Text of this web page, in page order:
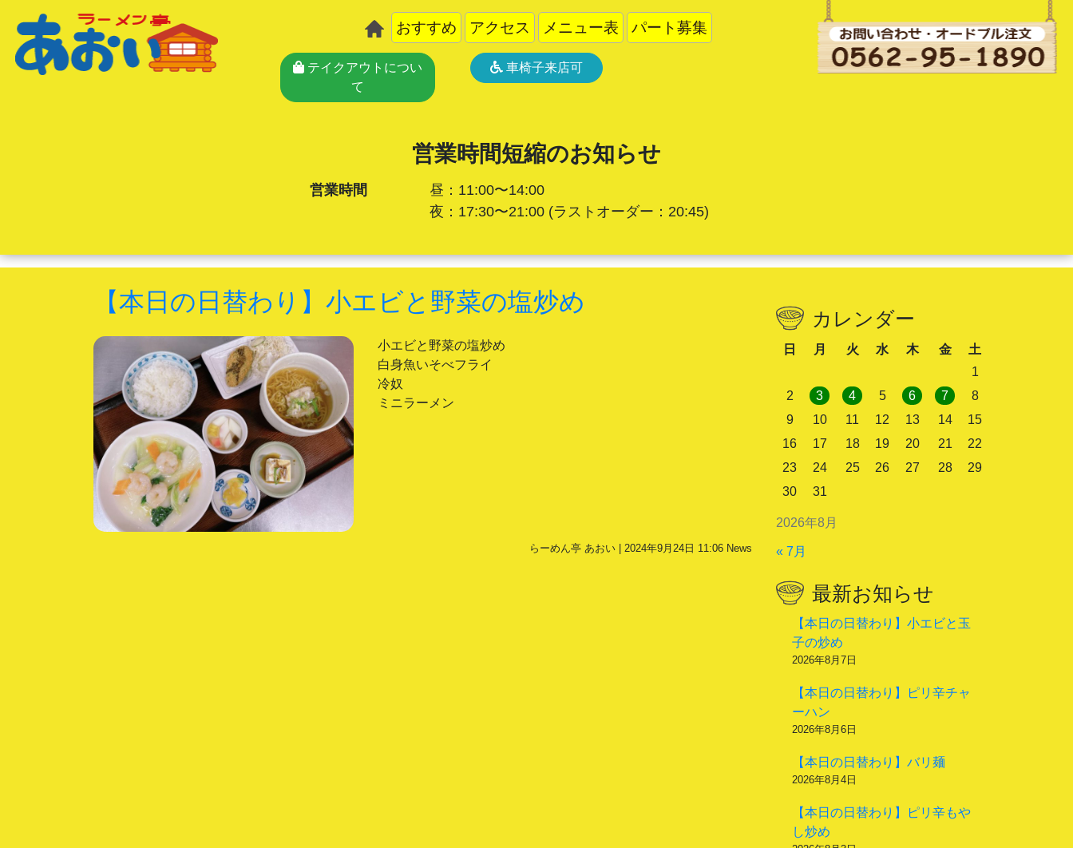
おすすめ アクセス メニュー表 パート募集
テイクアウトについ
て
車椅子来店可
営業時間短縮のお知らせ
営業時間
昼：11:00〜14:00
夜：17:30〜21:00(ラストオーダー：20:45)
【本日の日替わり】小エビと野菜の塩炒め
小エビと野菜の塩炒め
白身魚いそべフライ
冷奴
ミニラーメン
らーめん亭 あおい | 2024年9月24日 11:06 News
カレンダー
2026年8月
日 月 火 水 木 金
土
1
2
3 4 5 6 7
8
9
10 11 12 13 14
15
16
17 18 19 20 21
22
23
24 25 26 27 28
29
30
31
« 7月
最新お知らせ
【本日の日替わり】小エビと玉
子の炒め
2026年8月7日
【本日の日替わり】ピリ辛チャ
ーハン
2026年8月6日
【本日の日替わり】バリ麺
2026年8月4日
【本日の日替わり】ピリ辛もや
し炒め